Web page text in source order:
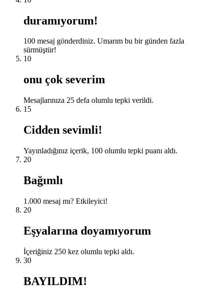
duramıyorum!
100 mesaj gönderdiniz. Umarım bu bir günden fazla
sürmüştür!
10
onu çok severim
Mesajlarınıza 25 defa olumlu tepki verildi.
15
Cidden sevimli!
Yayınladığınız içerik, 100 olumlu tepki puanı aldı.
20
Bağımlı
1.000 mesaj mı? Etkileyici!
20
Eşyalarına doyamıyorum
İçeriğiniz 250 kez olumlu tepki aldı.
30
BAYILDIM!